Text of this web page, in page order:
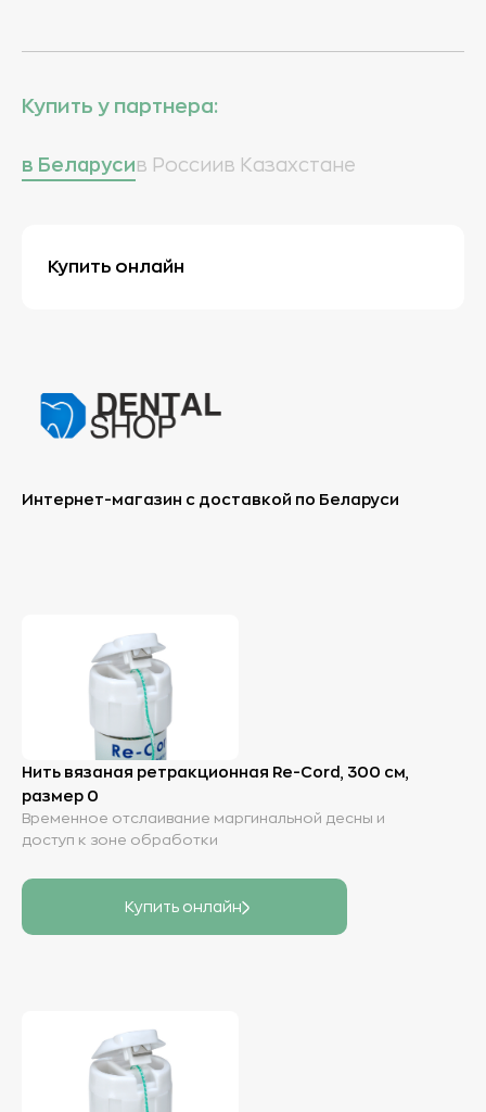
Купить у партнера:
в Беларусив Россиив Казахстане
Купить онлайн
Интернет-магазин с доставкой по Беларуси
Нить вязаная ретракционная Re-Cord, 300 см,
размер 0
Временное отслаивание маргинальной десны и
доступ к зоне обработки
Купить онлайн